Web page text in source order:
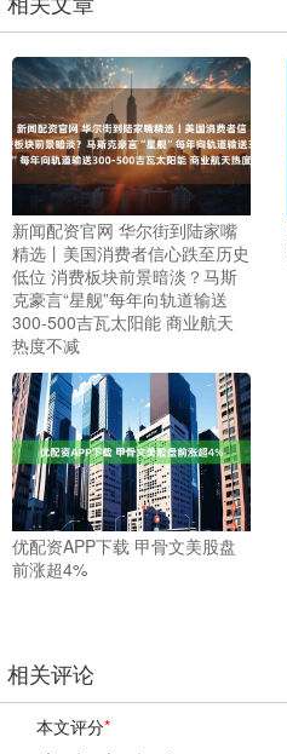
新闻配资官网 华尔街到陆家嘴
精选丨美国消费者信心跌至历史
低位 消费板块前景暗淡？马斯
克豪言“星舰”每年向轨道输送
300-500吉瓦太阳能 商业航天
热度不减
优配资APP下载 甲骨文美股盘
前涨超4%
相关评论
本文评分*